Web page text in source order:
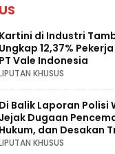
Kartini di Industri
Ungkap 12,37%
PT Vale Indonesia
KHUSUS
Di Balik Laporan Polisi
Jejak Dugaan
Hukum, dan Desakan
KHUSUS